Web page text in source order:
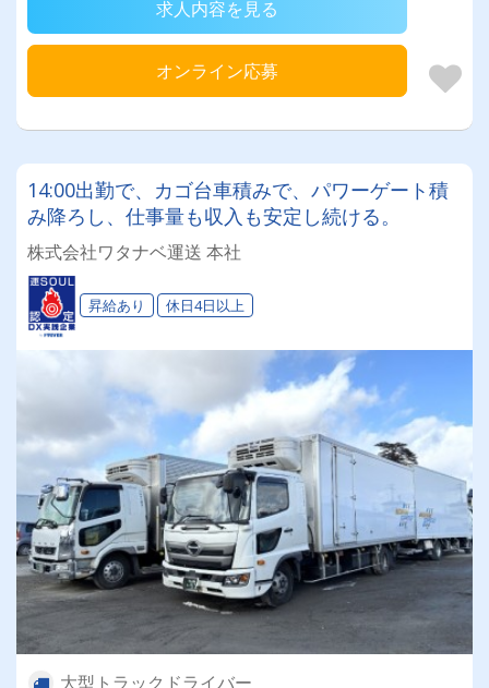
求人内容を見る
オンライン応募
14:00出勤で、カゴ台車積みで、パワーゲート積
み降ろし、仕事量も収入も安定し続ける。
株式会社ワタナベ運送 本社
昇給あり 休日4日以上
大型トラックドライバー